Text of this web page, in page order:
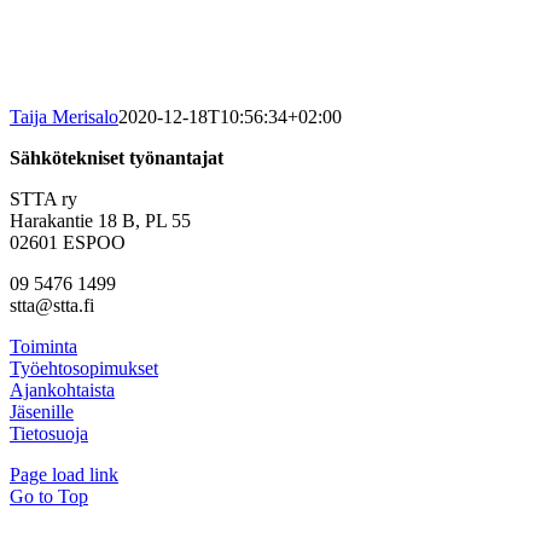
Taija Merisalo2020-12-18T10:56:34+02:00
Sähkötekniset työnantajat
STTA ry
Harakantie 18 B, PL 55
02601 ESPOO
09 5476 1499
stta@stta.fi
Toiminta
Työehtosopimukset
Ajankohtaista
Jäsenille
Tietosuoja
Page load link
Go to Top